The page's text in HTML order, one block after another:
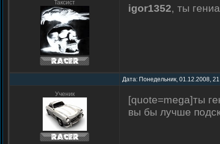
Таксист igor1352, ты
Дата: Понедельник, 01.12.2008,
Ученик
[quote=mega]ты
вы бы лучше